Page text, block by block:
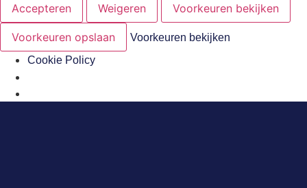
Accepteren Weigeren Voorkeuren bekijken
Voorkeuren opslaan
Voorkeuren bekijken
Cookie Policy